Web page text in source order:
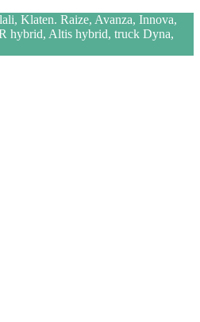
Klaten. Raize, Avanza, Innova,
hybrid, Altis hybrid, truck Dyna,